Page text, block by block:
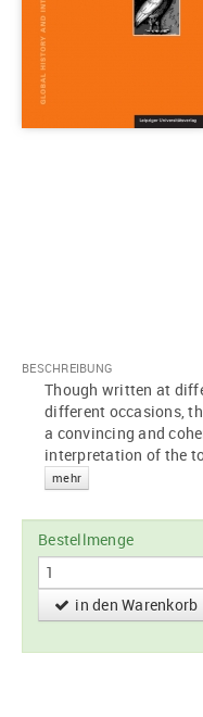
BESCHREIBUNG
Though written at
different occasions,
a convincing and
interpretation of the
mehr
Bestellmenge
in den Warenkorb